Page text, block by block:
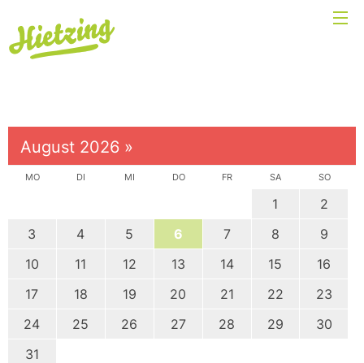
August 2026 »
MO DI MI DO FR SA SO
1
2
3
4 5 6 7 8
9
10
11 12 13 14 15
16
17
18 19 20 21 22
23
24
25 26 27 28 29
30
31